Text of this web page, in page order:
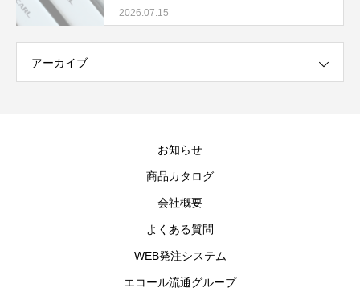
2026.07.15
アーカイブ
お知らせ
商品カタログ
会社概要
よくある質問
WEB発注システム
エコール流通グループ